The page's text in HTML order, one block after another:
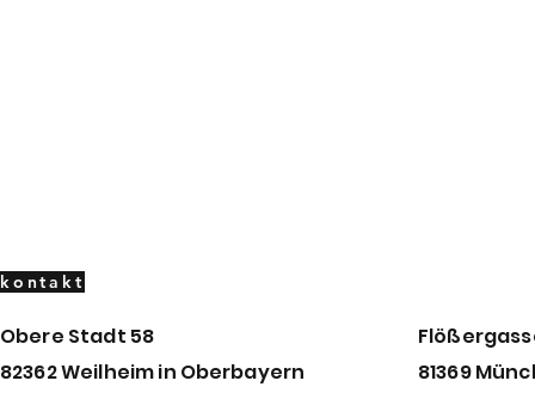
kontakt
Obere Stadt 58
82362 Weilheim in Oberbayern
81369